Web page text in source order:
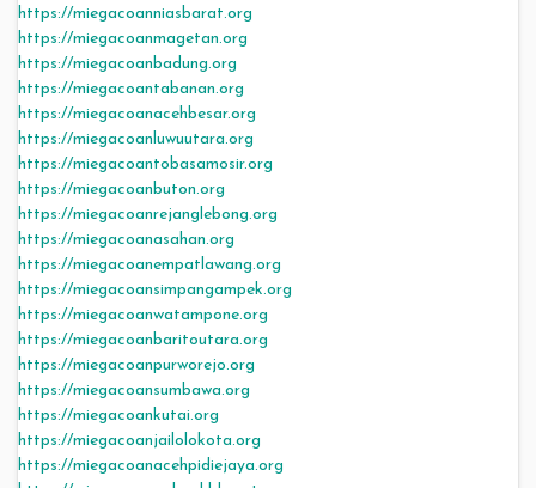
https://miegacoanniasbarat.org
https://miegacoanmagetan.org
https://miegacoanbadung.org
https://miegacoantabanan.org
https://miegacoanacehbesar.org
https://miegacoanluwuutara.org
https://miegacoantobasamosir.org
https://miegacoanbuton.org
https://miegacoanrejanglebong.org
https://miegacoanasahan.org
https://miegacoanempatlawang.org
https://miegacoansimpangampek.org
https://miegacoanwatampone.org
https://miegacoanbaritoutara.org
https://miegacoanpurworejo.org
https://miegacoansumbawa.org
https://miegacoankutai.org
https://miegacoanjailolokota.org
https://miegacoanacehpidiejaya.org